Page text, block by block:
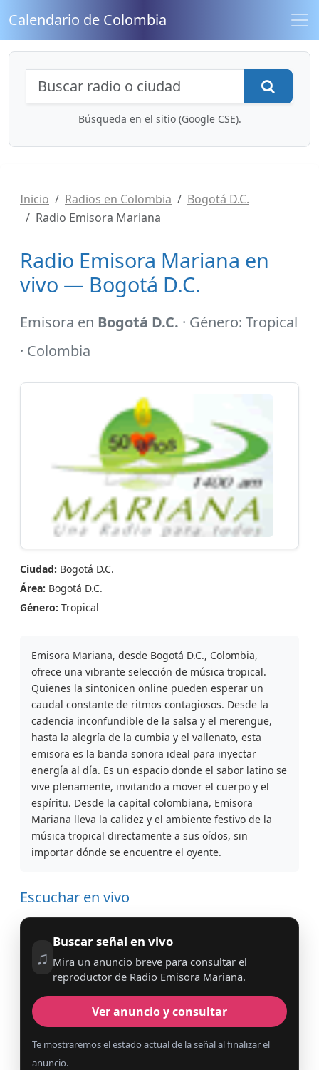
Calendario de Colombia
Búsqueda de radios y contenidos
Búsqueda en el sitio (Google CSE).
Inicio Radios en Colombia
Bogotá D.C.
Radio Emisora Mariana
Radio Emisora Mariana en
vivo — Bogotá D.C.
Emisora en Bogotá D.C. · Género: Tropical
· Colombia
Ciudad: Bogotá D.C.
Área: Bogotá D.C.
Género: Tropical
Emisora Mariana, desde Bogotá D.C., Colombia,
ofrece una vibrante selección de música tropical.
Quienes la sintonicen online pueden esperar un
caudal constante de ritmos contagiosos. Desde la
cadencia inconfundible de la salsa y el merengue,
hasta la alegría de la cumbia y el vallenato, esta
emisora es la banda sonora ideal para inyectar
energía al día. Es un espacio donde el sabor latino se
vive plenamente, invitando a mover el cuerpo y el
espíritu. Desde la capital colombiana, Emisora
Mariana lleva la calidez y el ambiente festivo de la
música tropical directamente a sus oídos, sin
importar dónde se encuentre el oyente.
Escuchar en vivo
♫
Buscar señal en vivo
Mira un anuncio breve para consultar el
reproductor de Radio Emisora Mariana.
Ver anuncio y consultar
Te mostraremos el estado actual de la señal al finalizar el
anuncio.